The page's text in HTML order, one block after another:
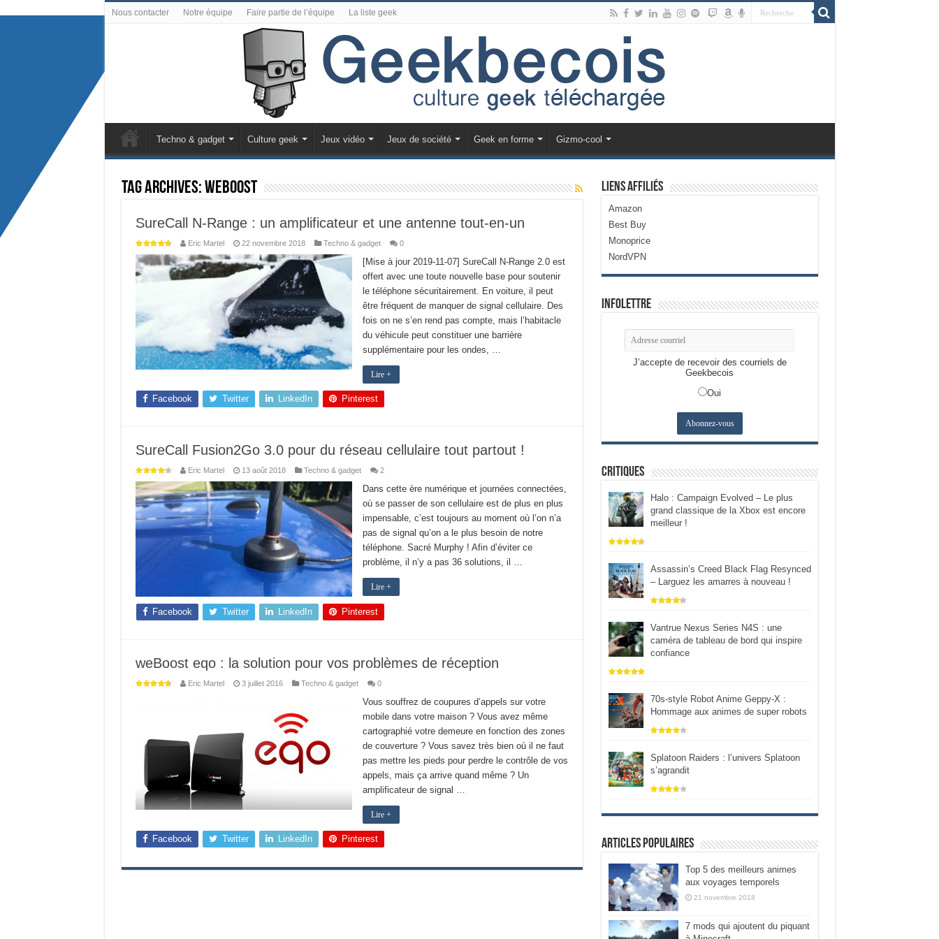
Nous contacter Notre équipe Faire partie de l’équipe La liste geek
Techno & gadget Culture geek Jeux vidéo Jeux de société Geek en forme Gizmo-cool
Tag Archives:weboost
SureCall N-Range : un amplificateur et une antenne tout-en-un
Eric Martel 22 novembre 2018 Techno & gadget 0
[Mise à jour 2019-11-07] SureCall N-Range 2.0 est
offert avec une toute nouvelle base pour soutenir
le téléphone sécuritairement. En voiture, il peut
être fréquent de manquer de signal cellulaire. Des
fois on ne s’en rend pas compte, mais l’habitacle
du véhicule peut constituer une barrière
supplémentaire pour les ondes, …
Lire +
Facebook Twitter LinkedIn Pinterest
SureCall Fusion2Go 3.0 pour du réseau cellulaire tout partout !
Eric Martel 13 août 2018 Techno & gadget 2
Dans cette ère numérique et journées connectées,
où se passer de son cellulaire est de plus en plus
impensable, c’est toujours au moment où l’on n’a
pas de signal qu’on a le plus besoin de notre
téléphone. Sacré Murphy ! Afin d’éviter ce
problème, il n’y a pas 36 solutions, il …
Lire +
Facebook Twitter LinkedIn Pinterest
weBoost eqo : la solution pour vos problèmes de réception
Eric Martel 3 juillet 2016 Techno & gadget 0
Vous souffrez de coupures d’appels sur votre
mobile dans votre maison ? Vous avez même
cartographié votre demeure en fonction des zones
de couverture ? Vous savez très bien où il ne faut
pas mettre les pieds pour perdre le contrôle de vos
appels, mais ça arrive quand même ? Un
amplificateur de signal …
Lire +
Facebook Twitter LinkedIn Pinterest
Liens Affiliés
Amazon
Best Buy
Monoprice
NordVPN
Infolettre
J’accepte de recevoir des courriels de
Geekbecois
Oui
Critiques
Halo : Campaign Evolved – Le plus
grand classique de la Xbox est encore
meilleur !
Assassin’s Creed Black Flag Resynced
– Larguez les amarres à nouveau !
Vantrue Nexus Series N4S : une
caméra de tableau de bord qui inspire
confiance
70s-style Robot Anime Geppy-X :
Hommage aux animes de super robots
Splatoon Raiders : l’univers Splatoon
s’agrandit
Articles populaires
Top 5 des meilleurs animes
aux voyages temporels
21 novembre 2018
7 mods qui ajoutent du piquant